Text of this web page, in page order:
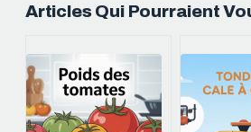
Articles Qui Pourraient